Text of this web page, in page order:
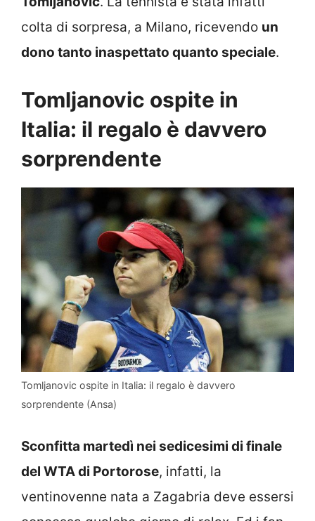
colta di sorpresa, a Milano, ricevendo un
dono tanto inaspettato quanto speciale.
Tomljanovic ospite in
Italia: il regalo è davvero
sorprendente
Tomljanovic ospite in Italia: il regalo è davvero
sorprendente (Ansa)
Sconfitta martedì nei sedicesimi di finale
del WTA di Portorose, infatti, la
ventinovenne nata a Zagabria deve essersi